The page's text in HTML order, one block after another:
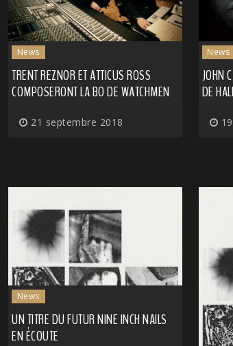
News
TRENT REZNOR ET ATTICUS ROSS
COMPOSERONT LA BO DE WATCHMEN
21 septembre 2018
News
JOHN
DE
News
UN TITRE DU FUTUR NINE INCH NAILS
EN ÉCOUTE